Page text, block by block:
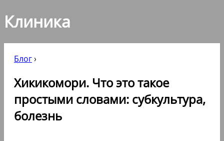
Клиника
Блог›
Хикикомори. Что это такое
простыми словами: субкультура,
болезнь